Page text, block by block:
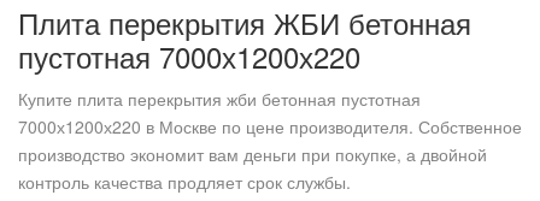
Плита перекрытия ЖБИ бетонная
пустотная 7000х1200х220
Купите плита перекрытия жби бетонная пустотная
7000х1200х220 в Москве по цене производителя. Собственное
производство экономит вам деньги при покупке, а двойной
контроль качества продляет срок службы.